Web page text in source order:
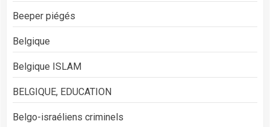
Beeper piégés
Belgique
Belgique ISLAM
BELGIQUE, EDUCATION
Belgo-israéliens criminels